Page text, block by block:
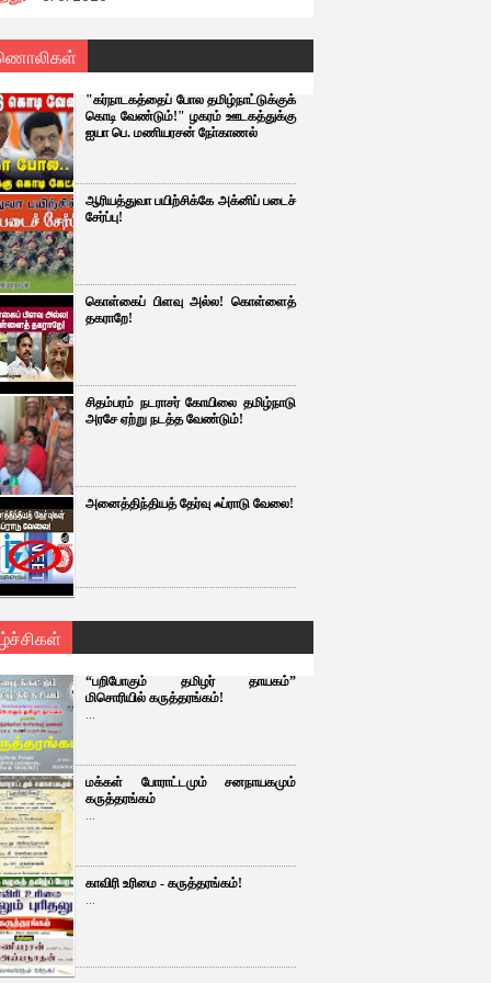
"கர்நாடகத்தைப் போல தமிழ்நாட்டுக்குக்
கொடி வேண்டும்!" ழகரம் ஊடகத்துக்கு
ஐயா பெ. மணியரசன் நோ்காணல்
ஆரியத்துவா பயிற்சிக்கே அக்னிப் படைச்
சேர்ப்பு!
கொள்கைப் பிளவு அல்ல! கொள்ளைத்
தகராறே!
சிதம்பரம் நடராசர் கோயிலை தமிழ்நாடு
அரசே ஏற்று நடத்த வேண்டும்!
அனைத்திந்தியத் தேர்வு ஃப்ராடு வேலை!
“பறிபோகும் தமிழர் தாயகம்”
மிசொரியில் கருத்தரங்கம்!
...
மக்கள் போராட்டமும் சனநாயகமும்
கருத்தரங்கம்
...
காவிரி உரிமை - கருத்தரங்கம்!
...